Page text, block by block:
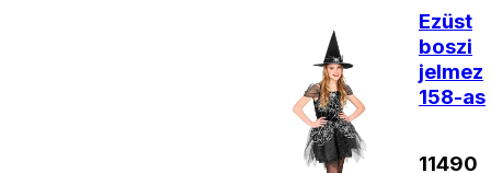
Ezüst
boszi
jelmez
158-as
11490